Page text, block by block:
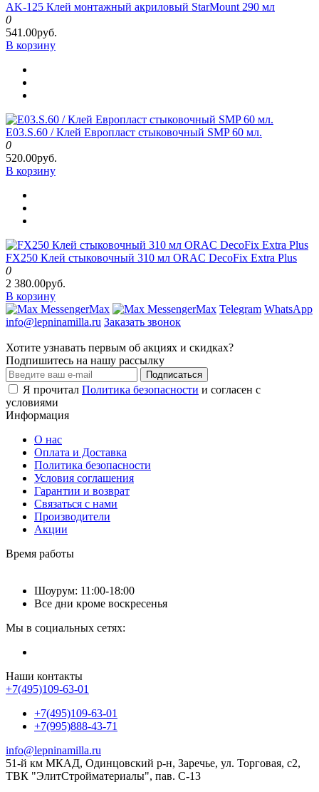
AK-125 Клей монтажный акриловый StarMount 290 мл
0
541.00руб.
В корзину
E03.S.60 / Клей Европласт стыковочный SMP 60 мл.
0
520.00руб.
В корзину
FX250 Клей стыковочный 310 мл ORAC DecoFix Extra Plus
0
2 380.00руб.
В корзину
Max
Max Telegram WhatsApp
info@lepninamilla.ru Заказать звонок
Хотите узнавать первым об акциях и скидках?
Подпишитесь на нашу рассылку
Подписаться
Я прочитал Политика безопасности и согласен с
условиями
Информация
О нас
Оплата и Доставка
Политика безопасности
Условия соглашения
Гарантии и возврат
Связаться с нами
Производители
Акции
Время работы
Шоурум: 11:00-18:00
Все дни кроме воскресенья
Мы в социальных сетях:
Наши контакты
+7(495)109-63-01
+7(495)109-63-01
+7(995)888-43-71
info@lepninamilla.ru
51-й км МКАД, Одинцовский р-н, Заречье, ул. Торговая, с2,
ТВК "ЭлитСтройматериалы", пав. С-13